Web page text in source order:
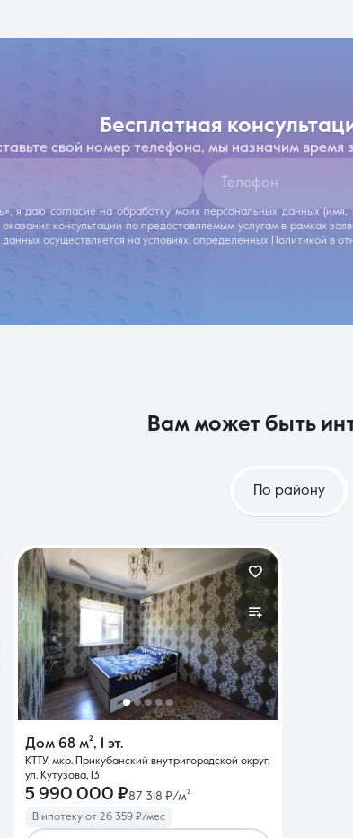
бесплатная
свой номер телефона, мы назначим время
Телефон
я даю согласие на обработку моих персональных данных
консультации по предоставляемым услугам в рамках
осуществляется на условиях, определенных Политикой в
вам может быть
По району
Дом 68 м², 1 эт.
КТТУ, мкр. Прикубанский внутригородской округ,
ул. Кутузова, 13
5 990 000 ₽87 318 ₽/м²
В ипотеку от 26 359 ₽/мес